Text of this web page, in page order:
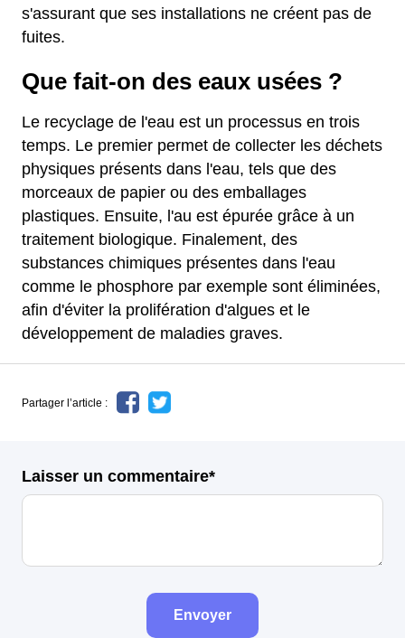
s'assurant que ses installations ne créent pas de
fuites.
Que fait-on des eaux usées ?
Le recyclage de l'eau est un processus en trois
temps. Le premier permet de collecter les déchets
physiques présents dans l'eau, tels que des
morceaux de papier ou des emballages
plastiques. Ensuite, l'au est épurée grâce à un
traitement biologique. Finalement, des
substances chimiques présentes dans l'eau
comme le phosphore par exemple sont éliminées,
afin d'éviter la prolifération d'algues et le
développement de maladies graves.
Partager l’article :
Laisser un commentaire*
Envoyer